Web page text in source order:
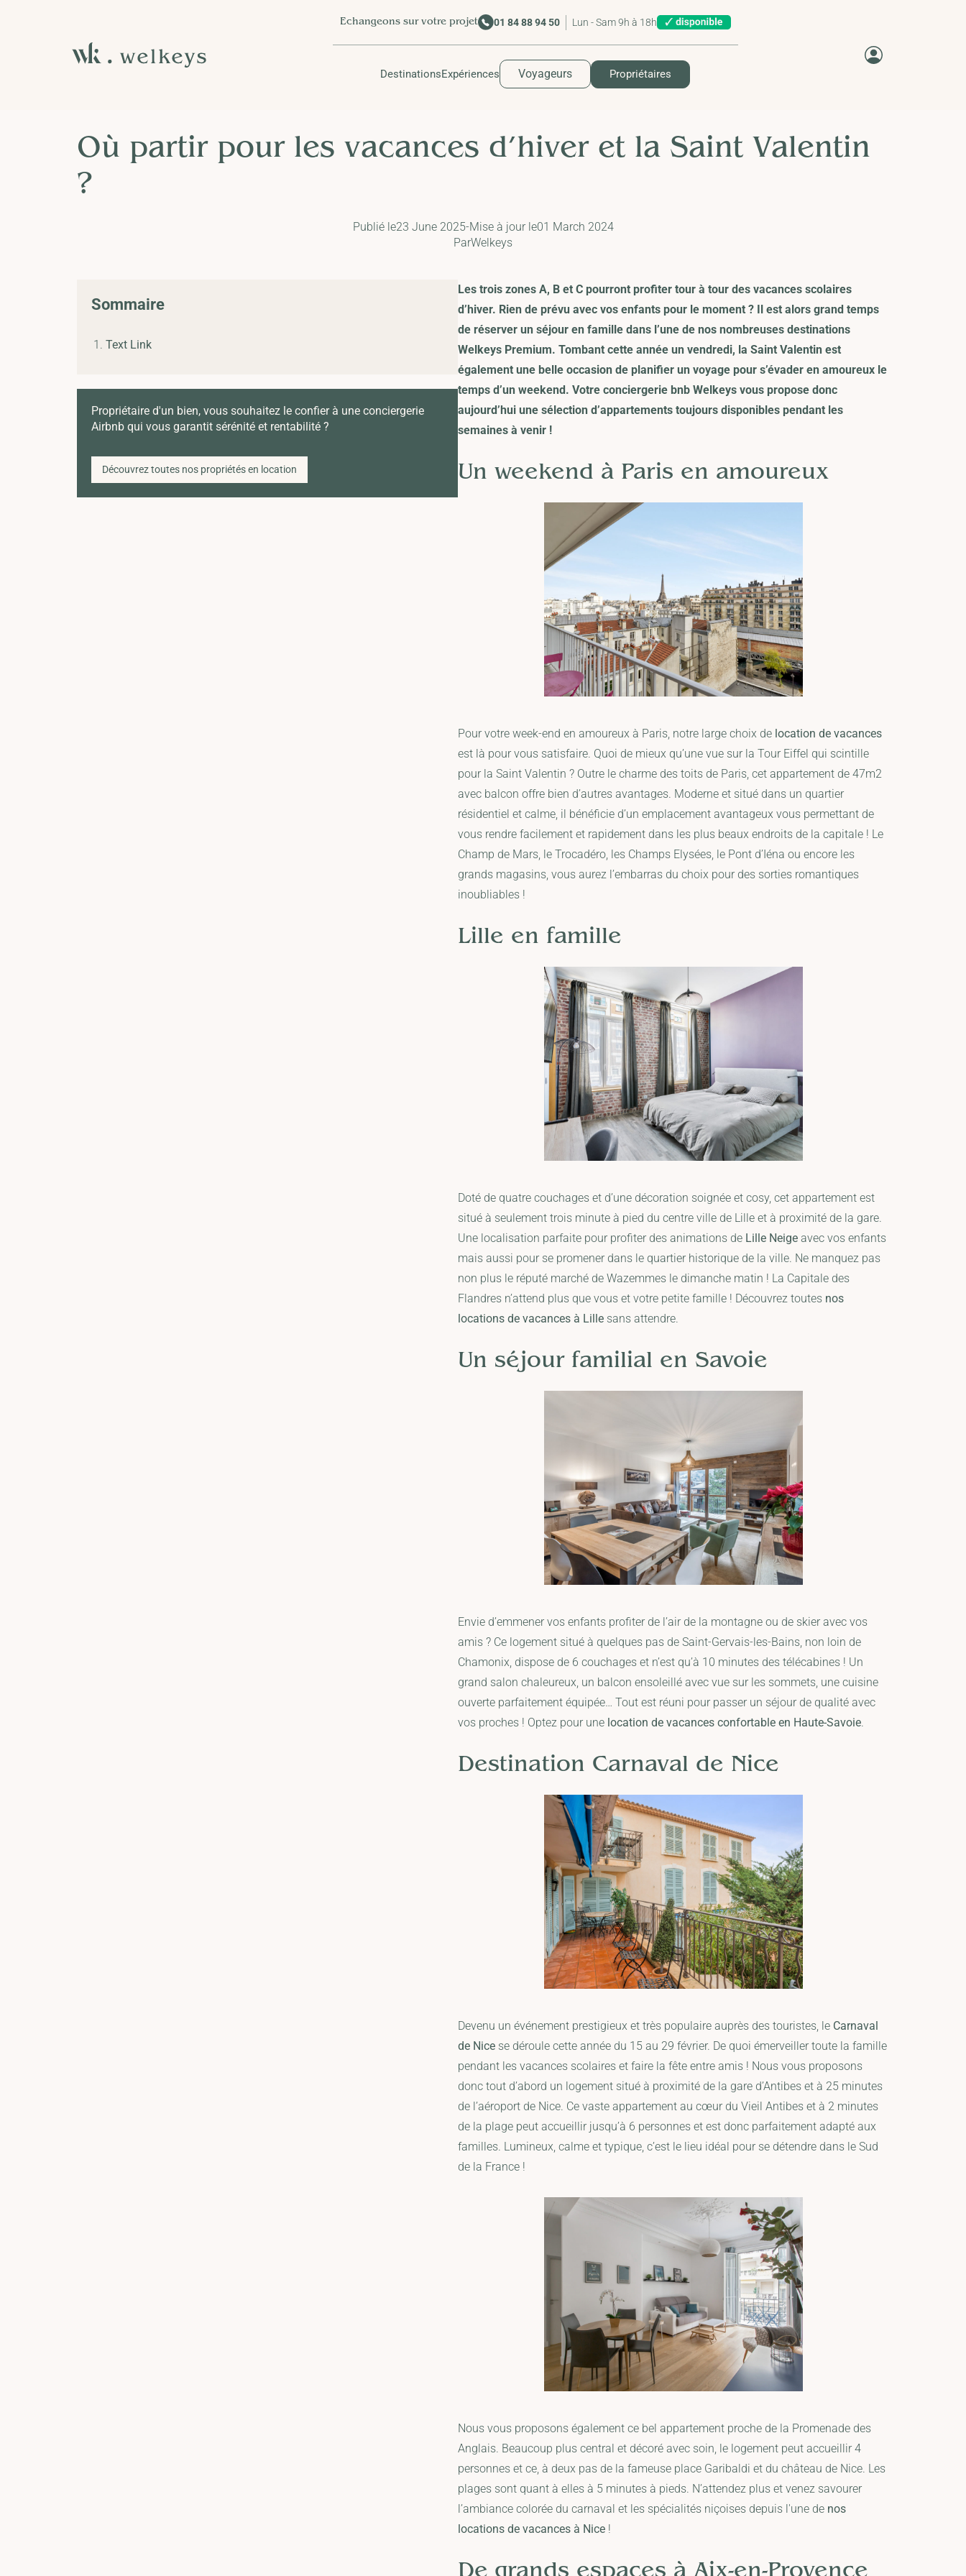
Echangeons sur votre projet 01 84 88 94 50 Lun - Sam 9h à 18h
DestinationsExpériences Voyageurs Propriétaires
Où partir pour les vacances d’hiver et la Saint Valentin
?
Publié le23 June 2025-Mise à jour le01 March 2024
ParWelkeys
Sommaire
Text Link
Propriétaire d'un bien, vous souhaitez le confier à une conciergerie
Airbnb qui vous garantit sérénité et rentabilité ?
Découvrez toutes nos propriétés en location
Lestrois zones A, B et Cpourront profiter tour à tour des vacances scolaires
d’hiver. Rien de prévu avec vos enfants pour le moment ? Il est alors grand temps
de réserver un séjour en famille dans l’une de nos nombreuses destinations
Welkeys Premium. Tombant cette année un vendredi, la Saint Valentin est
également une belle occasion de planifier un voyage pour s’évader en amoureux le
temps d’un weekend. Votre conciergerie bnb Welkeysvous propose donc
aujourd’hui une sélection d’appartements toujours disponibles pendant les
semaines à venir !
Un weekend à Paris en amoureux
Pour votre week-end en amoureux à Paris, notre large choix de location de vacances
est là pour vous satisfaire. Quoi de mieux qu’une vue sur la Tour Eiffel qui scintille
pour la Saint Valentin ? Outre le charme des toits de Paris, cet appartement de 47m2
avec balcon offre bien d’autres avantages. Moderne et situé dans un quartier
résidentiel et calme, il bénéficie d’un emplacement avantageux vous permettant de
vous rendre facilement et rapidement dans les plus beaux endroits de la capitale ! Le
Champ de Mars, le Trocadéro, les Champs Elysées, le Pont d’Iéna ou encore les
grands magasins, vous aurez l’embarras du choix pour des sorties romantiques
inoubliables !
Lille en famille
Doté de quatre couchages et d’une décoration soignée et cosy, cet appartement est
situé à seulement trois minute à pied du centre ville de Lille et à proximité de la gare.
Une localisation parfaite pour profiter des animations de Lille Neigeavec vos enfants
mais aussi pour se promener dans le quartier historique de la ville. Ne manquez pas
non plus le réputé marché de Wazemmes le dimanche matin ! La Capitale des
Flandres n’attend plus que vous et votre petite famille ! Découvrez toutes nos
locations de vacances à Lillesans attendre.
Un séjour familial en Savoie
Envie d’emmener vos enfants profiter de l’air de la montagne ou de skier avec vos
amis ? Ce logement situé à quelques pas de Saint-Gervais-les-Bains, non loin de
Chamonix, dispose de 6 couchages et n’est qu’à 10 minutes des télécabines ! Un
grand salon chaleureux, un balcon ensoleillé avec vue sur les sommets, une cuisine
ouverte parfaitement équipée… Tout est réuni pour passer un séjour de qualité avec
vos proches ! Optez pour une location de vacances confortable en Haute-Savoie.
Destination Carnaval de Nice
Devenu un événement prestigieux et très populaire auprès des touristes, le Carnaval
de Nicese déroule cette année du 15 au 29 février. De quoi émerveiller toute la famille
pendant les vacances scolaires et faire la fête entre amis ! Nous vous proposons
donc tout d’abord un logement situé à proximité de la gare d’Antibes et à 25 minutes
de l’aéroport de Nice. Ce vaste appartement au cœur du Vieil Antibes et à 2 minutes
de la plage peut accueillir jusqu’à 6 personnes et est donc parfaitement adapté aux
familles. Lumineux, calme et typique, c’est le lieu idéal pour se détendre dans le Sud
de la France !
Nous vous proposons également ce bel appartement proche de la Promenade des
Anglais. Beaucoup plus central et décoré avec soin, le logement peut accueillir 4
personnes et ce, à deux pas de la fameuse place Garibaldi et du château de Nice. Les
plages sont quant à elles à 5 minutes à pieds. N’attendez plus et venez savourer
l’ambiance colorée du carnaval et les spécialités niçoises depuis l'une de nos
locations de vacances à Nice!